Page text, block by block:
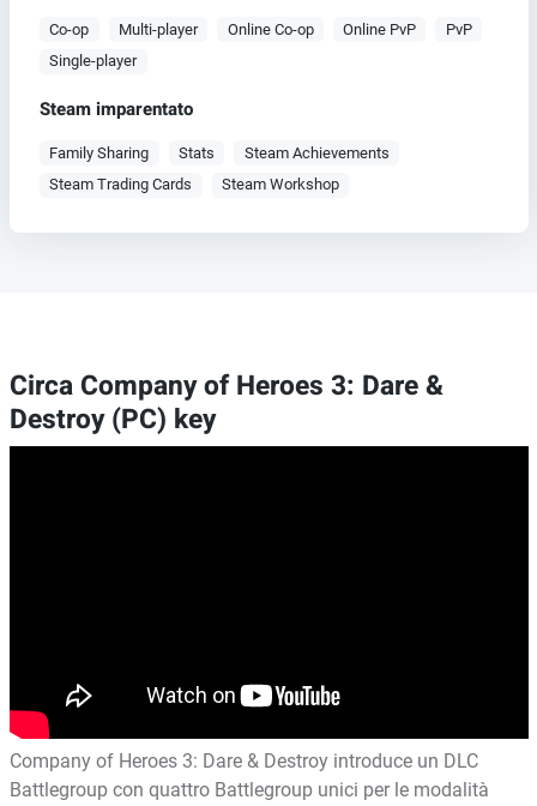
Co-op Multi-player Online Co-op Online PvP
PvP
Single-player
Steam imparentato
Family Sharing Stats
Steam Achievements
Steam Trading Cards
Steam Workshop
Circa Company of Heroes 3: Dare &
Destroy (PC) key
Company of Heroes 3: Dare & Destroy introduce un DLC
Battlegroup con quattro Battlegroup unici per le modalità